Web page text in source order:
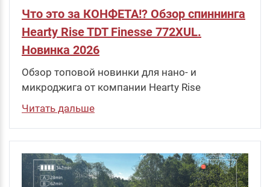
Что это за КОНФЕТА!? Обзор спиннинга
Hearty Rise TDT Finesse 772XUL.
Новинка 2026
Обзор топовой новинки для нано- и
микроджига от компании Hearty Rise
Читать дальше